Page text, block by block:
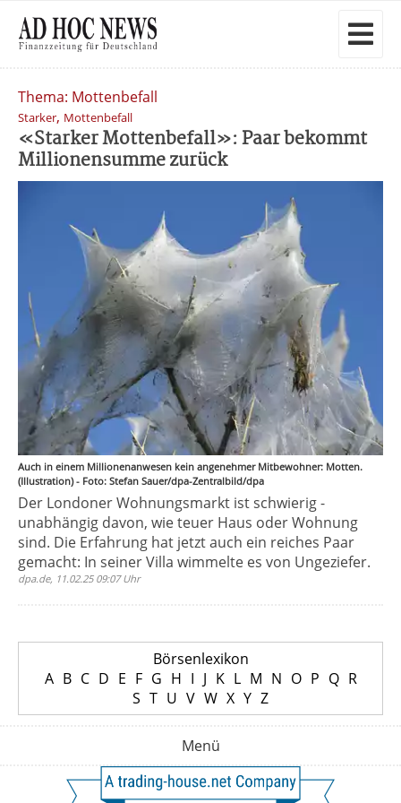
Thema: Mottenbefall
Starker, Mottenbefall
«Starker Mottenbefall»: Paar bekommt
Millionensumme zurück
Auch in einem Millionenanwesen kein angenehmer Mitbewohner: Motten.
(Illustration) - Foto: Stefan Sauer/dpa-Zentralbild/dpa
Der Londoner Wohnungsmarkt ist schwierig -
unabhängig davon, wie teuer Haus oder Wohnung
sind. Die Erfahrung hat jetzt auch ein reiches Paar
gemacht: In seiner Villa wimmelte es von Ungeziefer.
dpa.de, 11.02.25 09:07 Uhr
Börsenlexikon
A B C D E F G H I J K L M N O P Q R
S T U V W X Y Z
Menü